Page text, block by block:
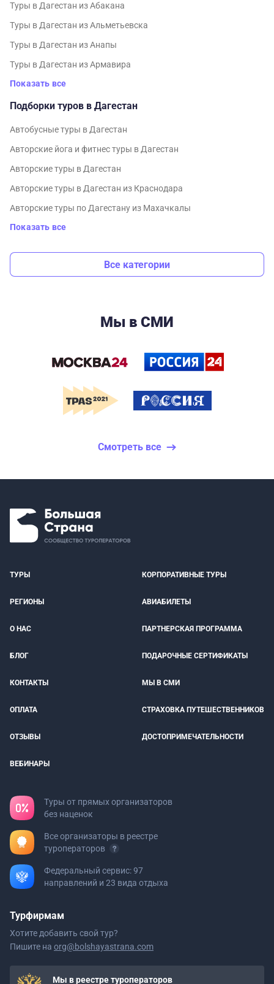
Туры в Дагестан из Абакана
Туры в Дагестан из Альметьевска
Туры в Дагестан из Анапы
Туры в Дагестан из Армавира
Показать все
Подборки туров в Дагестан
Автобусные туры в Дагестан
Авторские йога и фитнес туры в Дагестан
Авторские туры в Дагестан
Авторские туры в Дагестан из Краснодара
Авторские туры по Дагестану из Махачкалы
Показать все
Все категории
Мы в СМИ
Смотреть все
ТУРЫ КОРПОРАТИВНЫЕ ТУРЫ
РЕГИОНЫ АВИАБИЛЕТЫ
О НАС ПАРТНЕРСКАЯ ПРОГРАММА
БЛОГ ПОДАРОЧНЫЕ СЕРТИФИКАТЫ
КОНТАКТЫ МЫ В СМИ
ОПЛАТА СТРАХОВКА ПУТЕШЕСТВЕННИКОВ
ОТЗЫВЫ ДОСТОПРИМЕЧАТЕЛЬНОСТИ
ВЕБИНАРЫ
Туры от прямых организаторов
без наценок
Все организаторы в реестре
туроператоров
Федеральный сервис: 97
направлений и 23 вида отдыха
Турфирмам
Хотите добавить свой тур?
Пишите на org@bolshayastrana.com
Мы в реестре туроператоров